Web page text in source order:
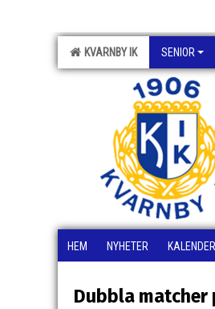
KVARNBY IK SENIOR
HEM NYHETER KALENDER
Dubbla matcher